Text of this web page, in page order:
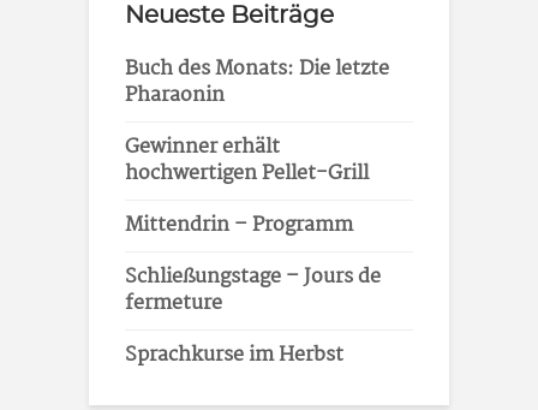
Neueste Beiträge
Buch des Monats: Die letzte
Pharaonin
Gewinner erhält
hochwertigen Pellet-Grill
Mittendrin – Programm
Schließungstage – Jours de
fermeture
Sprachkurse im Herbst